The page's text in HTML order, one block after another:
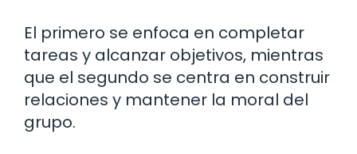
El primero se enfoca en completar
tareas y alcanzar objetivos, mientras
que el segundo se centra en construir
relaciones y mantener la moral del
grupo.